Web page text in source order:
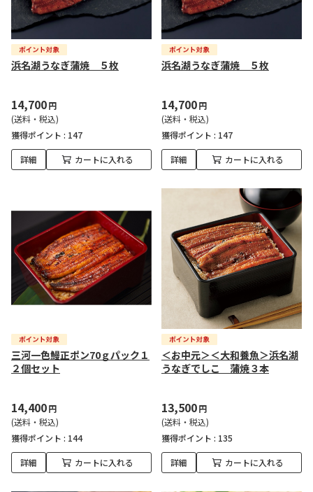
浜名湖うなぎ蒲焼 ５枚
14,700円
(送料・税込)
獲得ポイント : 147
詳細 カートに入れる
浜名湖うなぎ蒲焼 ５枚
14,700円
(送料・税込)
獲得ポイント : 147
詳細 カートに入れる
三河一色鰻正ポン70ｇパック１
２個セット
14,400円
(送料・税込)
獲得ポイント : 144
詳細 カートに入れる
＜お中元＞＜大和養魚＞浜名湖
うなぎでしこ 蒲焼３本
13,500円
(送料・税込)
獲得ポイント : 135
詳細 カートに入れる